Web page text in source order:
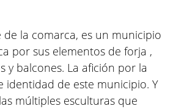
de la comarca, es un municipio
por sus elementos de forja ,
y balcones. La afición por la
identidad de este municipio. Y
múltiples esculturas que